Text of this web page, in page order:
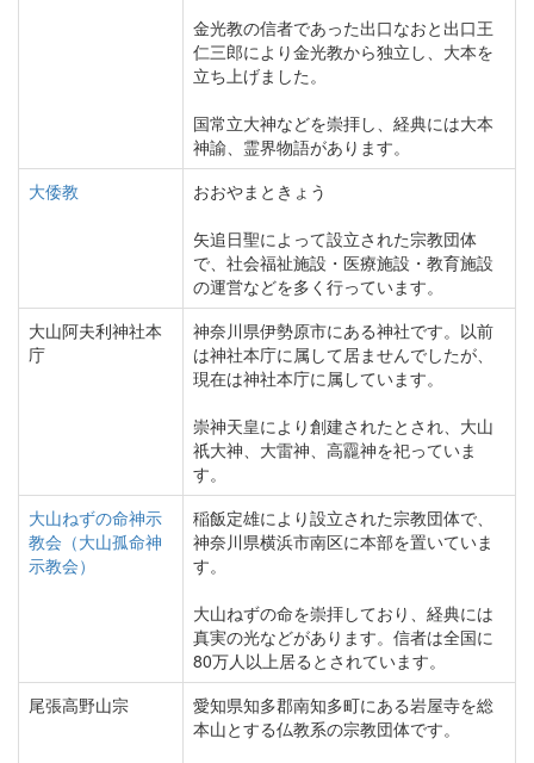
金光教の信者であった出口なおと出口王
仁三郎により金光教から独立し、大本を
立ち上げました。
国常立大神などを崇拝し、経典には大本
神諭、霊界物語があります。
大倭教
おおやまときょう
矢追日聖によって設立された宗教団体
で、社会福祉施設・医療施設・教育施設
の運営などを多く行っています。
大山阿夫利神社本
庁
神奈川県伊勢原市にある神社です。以前
は神社本庁に属して居ませんでしたが、
現在は神社本庁に属しています。
崇神天皇により創建されたとされ、大山
祇大神、大雷神、高龗神を祀っていま
す。
大山ねずの命神示
教会（大山孤命神
示教会）
稲飯定雄により設立された宗教団体で、
神奈川県横浜市南区に本部を置いていま
す。
大山ねずの命を崇拝しており、経典には
真実の光などがあります。信者は全国に
80万人以上居るとされています。
尾張高野山宗
愛知県知多郡南知多町にある岩屋寺を総
本山とする仏教系の宗教団体です。